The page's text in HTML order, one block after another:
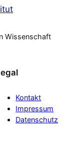
Wissenschaft
Kontakt
Impressum
Datenschutz